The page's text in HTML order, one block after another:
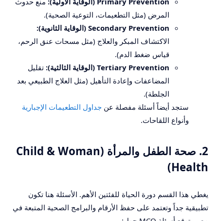
المرض (مثل التطعيمات، التوعية الصحية).
Secondary Prevention (الوقاية الثانوية):
الاكتشاف المبكر والعلاج (مثل مسحات عنق الرحم،
قياس ضغط الدم).
Tertiary Prevention (الوقاية الثالثية):
تقليل
المضاعفات وإعادة التأهيل (مثل العلاج الطبيعي بعد
الجلطة).
ستجد أيضاً أسئلة مفصلة عن جداول التطعيمات الإجبارية
وأنواع اللقاحات.
2. صحة الطفل والمرأة (Child & Woman
Health)
يغطي هذا القسم دورة الحياة للفئتين الأهم. الأسئلة هنا تكون
تطبيقية جداً وتعتمد على حفظ الأرقام والبرامج الصحية المتبعة في